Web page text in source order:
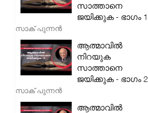
സാത്താനെ
ജയിക്കുക - ഭാഗം 1
സാക് പുന്നൻ
ആത്മാവിൽ
നിറയുക
സാത്താനെ
ജയിക്കുക - ഭാഗം 2
സാക് പുന്നൻ
ആത്മാവിൽ